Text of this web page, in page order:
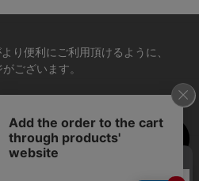
り便利にご利用頂けるように、
ございます。
報をPC上で記録管理する技術のこ
問された際に、お客様のデバイス
バイス間からサーバーへ送り返さ